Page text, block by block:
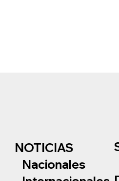
NOTICIAS
Nacionales